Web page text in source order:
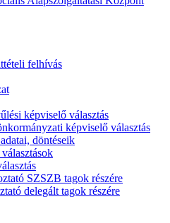
felhívás
képviselő választás
képviselő választás
döntéseik
SZSZB tagok részére
delegált tagok részére